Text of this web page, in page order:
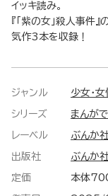
イッキ読み。
『「紫の女」殺人事件
気作3本を収録！
ジャンル 少女・女
シリーズ まんが
レーベル ぶんか
出版社 ぶんか
定価 本体